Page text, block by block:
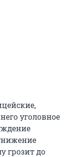
уголовное
грозит до